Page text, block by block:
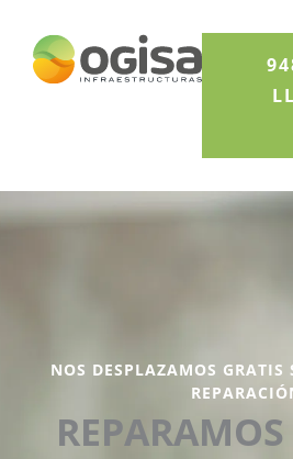
contenido
NOS DESPLAZAMOS GRATIS